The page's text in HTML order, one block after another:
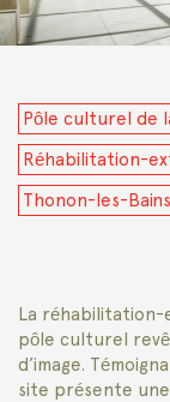
Pôle culturel de
Réhabilitation-
Thonon-les-
La réhabilitation-
pôle culturel
d’image.
site présente